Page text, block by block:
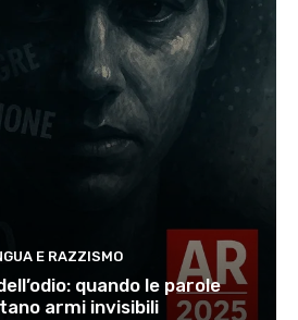
E RAZZISMO
quando le parole
armi invisibili